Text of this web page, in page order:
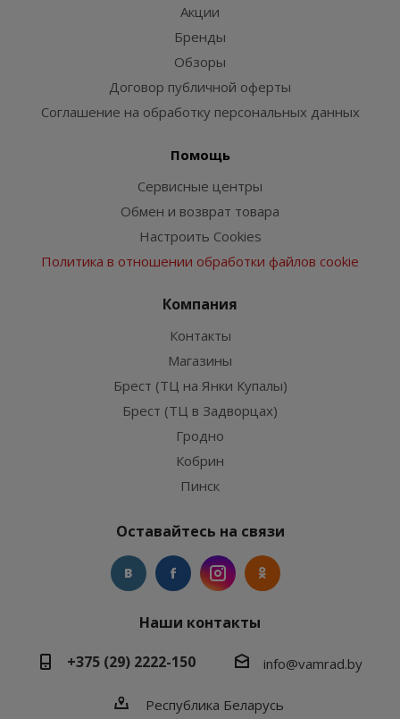
Акции
Бренды
Обзоры
Договор публичной оферты
Соглашение на обработку персональных данных
Помощь
Сервисные центры
Обмен и возврат товара
Настроить Cookies
Политика в отношении обработки файлов cookie
Компания
Контакты
Магазины
Брест (ТЦ на Янки Купалы)
Брест (ТЦ в Задворцах)
Гродно
Кобрин
Пинск
Оставайтесь на связи
Наши контакты
+375 (29) 2222-150
info@vamrad.by
Республика Беларусь